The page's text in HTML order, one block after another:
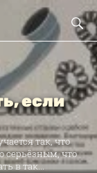
если
так, что
серьёзным, что
в так...